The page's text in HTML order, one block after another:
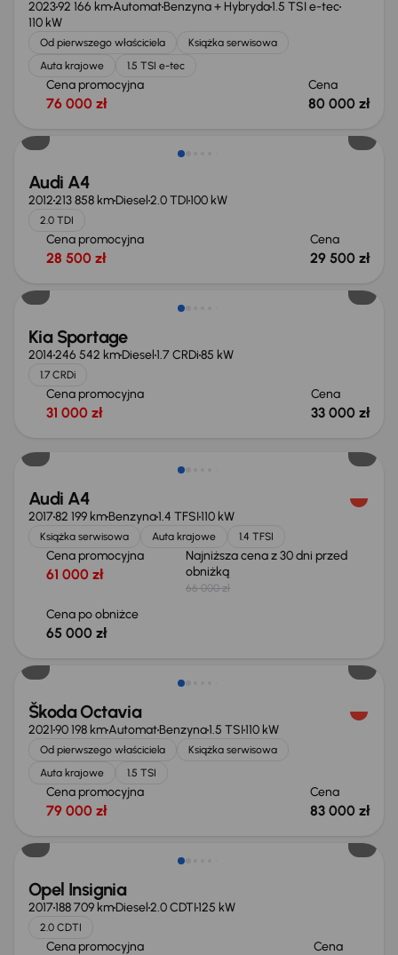
202392 166 kmAutomatBenzyna + Hybryda1.5 TSI e-tec
110 kW
Od pierwszego właściciela
Książka serwisowa
Auta krajowe
1.5 TSI e-tec
Cena promocyjna
76 000 zł
Cena
80 000 zł
Audi A4
2012213 858 kmDiesel2.0 TDI100 kW
2.0 TDI
Cena promocyjna
28 500 zł
Cena
29 500 zł
Kia Sportage
2014246 542 kmDiesel1.7 CRDi85 kW
1.7 CRDi
Cena promocyjna
31 000 zł
Cena
33 000 zł
Audi A4
201782 199 kmBenzyna1.4 TFSI110 kW
Książka serwisowa Auta krajowe 1.4 TFSI
Cena promocyjna
61 000 zł
Najniższa cena z 30 dni przed
obniżką
66 000 zł
Cena po obniżce
65 000 zł
Możliwość odliczenia VAT
Škoda Octavia
202190 198 kmAutomatBenzyna1.5 TSI110 kW
Od pierwszego właściciela
Książka serwisowa
Auta krajowe
1.5 TSI
Cena promocyjna
79 000 zł
Cena
83 000 zł
Opel Insignia
2017188 709 kmDiesel2.0 CDTI125 kW
2.0 CDTI
Cena promocyjna Cena